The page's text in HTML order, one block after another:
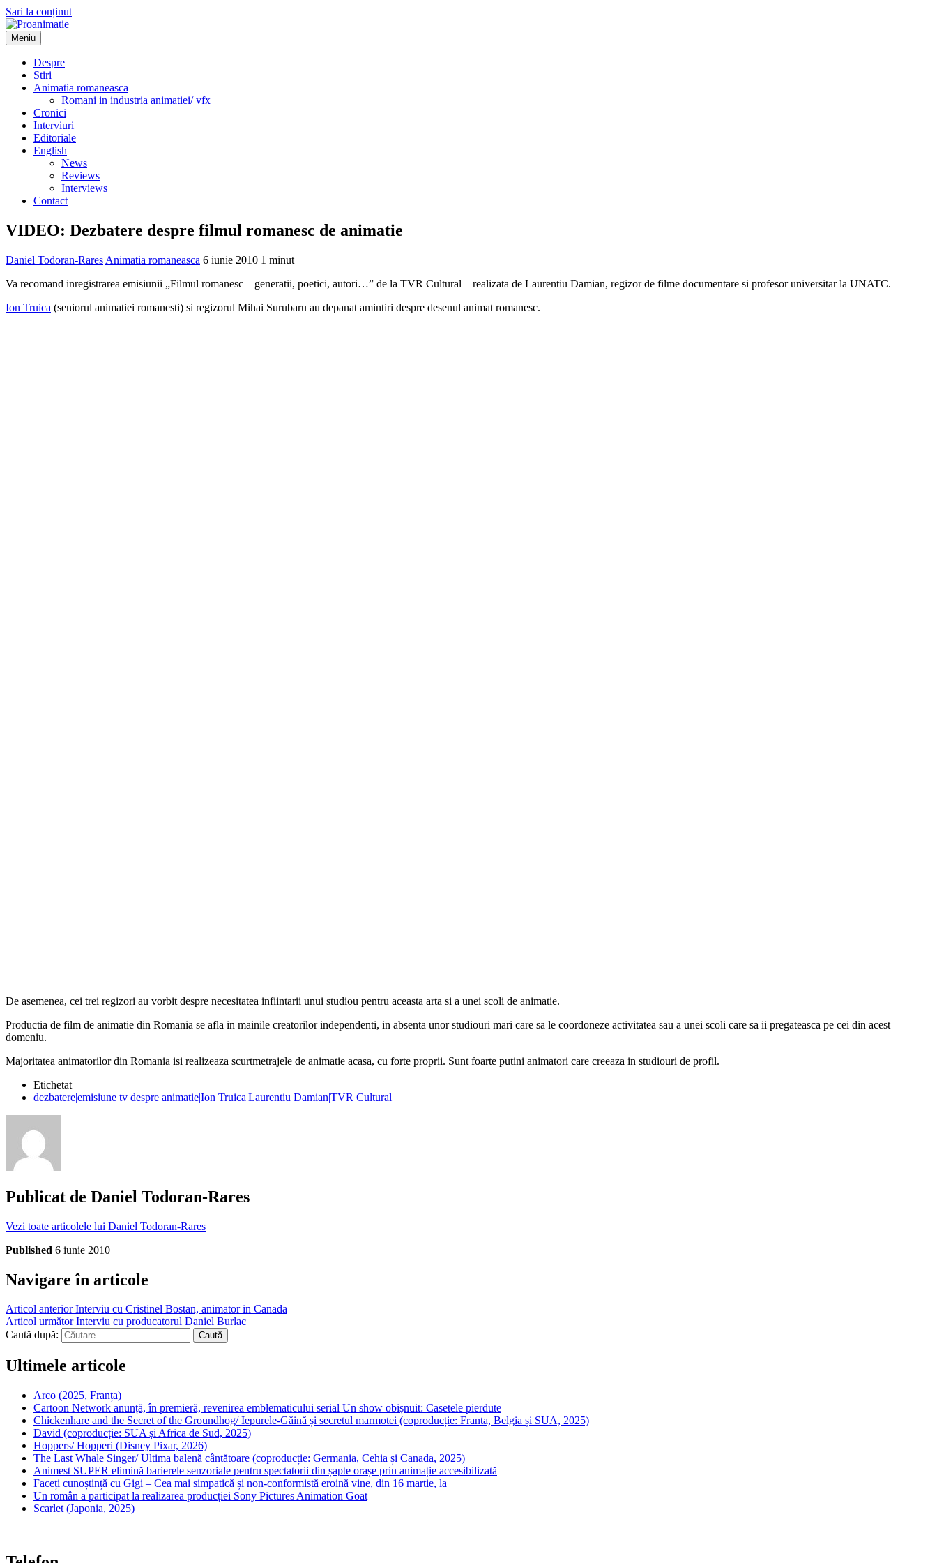
Sari la conținut
Proanimatie
Stiri despre filme de animatie
Meniu
Despre
Stiri
Animatia romaneasca
Romani in industria animatiei/ vfx
Cronici
Interviuri
Editoriale
English
News
Reviews
Interviews
Contact
VIDEO: Dezbatere despre filmul romanesc de animatie
Daniel Todoran-Rares Animatia romaneasca 6 iunie 2010 1 minut
Va recomand inregistrarea emisiunii „Filmul romanesc – generatii, poetici, autori…” de la TVR Cultural – realizata de Laurentiu Damian, regizor de filme documentare si profesor universitar la UNATC.
Ion Truica (seniorul animatiei romanesti) si regizorul Mihai Surubaru au depanat amintiri despre desenul animat romanesc.
De asemenea, cei trei regizori au vorbit despre necesitatea infiintarii unui studiou pentru aceasta arta si a unei scoli de animatie.
Productia de film de animatie din Romania se afla in mainile creatorilor independenti, in absenta unor studiouri mari care sa le coordoneze activitatea sau a unei scoli care sa ii pregateasca pe cei din acest
domeniu.
Majoritatea animatorilor din Romania isi realizeaza scurtmetrajele de animatie acasa, cu forte proprii. Sunt foarte putini animatori care creeaza in studiouri de profil.
Etichetat
dezbatere|emisiune tv despre animatie|Ion Truica|Laurentiu Damian|TVR Cultural
Publicat de Daniel Todoran-Rares
Vezi toate articolele lui Daniel Todoran-Rares
Published 6 iunie 2010
Navigare în articole
Articol anteriorInterviu cu Cristinel Bostan, animator in Canada
Articol următorInterviu cu producatorul Daniel Burlac
Caută după:
Ultimele articole
Arco (2025, Franța)
Cartoon Network anunță, în premieră, revenirea emblematicului serial Un show obișnuit: Casetele pierdute
Chickenhare and the Secret of the Groundhog/ Iepurele-Găină și secretul marmotei (coproducție: Franta, Belgia și SUA, 2025)
David (coproducție: SUA și Africa de Sud, 2025)
Hoppers/ Hopperi (Disney Pixar, 2026)
The Last Whale Singer/ Ultima balenă cântătoare (coproducție: Germania, Cehia și Canada, 2025)
Animest SUPER elimină barierele senzoriale pentru spectatorii din șapte orașe prin animație accesibilizată
Faceți cunoștință cu Gigi – Cea mai simpatică și non-conformistă eroină vine, din 16 martie, la
Un român a participat la realizarea producției Sony Pictures Animation Goat
Scarlet (Japonia, 2025)